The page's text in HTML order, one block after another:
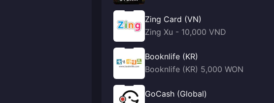
Zing Card (VN)
Zing Xu - 10,000 VND
Booknlife (KR)
Booknlife (KR) 5,000 WON
GoCash (Global)